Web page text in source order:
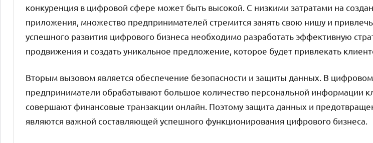
конкуренция в цифровой сфере может быть высокой. С низкими затратами на
приложения, множество предпринимателей стремится занять свою нишу и
успешного развития цифрового бизнеса необходимо разработать эффективную
продвижения и создать уникальное предложение, которое будет привлекать
Вторым вызовом является обеспечение безопасности и защиты данных. В
предприниматели обрабатывают большое количество персональной информации
совершают финансовые транзакции онлайн. Поэтому защита данных и
являются важной составляющей успешного функционирования цифрового бизнеса.